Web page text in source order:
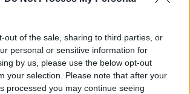
out of the sale, sharing to third parties, or
personal or sensitive information for
by us, please use the below opt-out
your selection. Please note that after your
processed you may continue seeing